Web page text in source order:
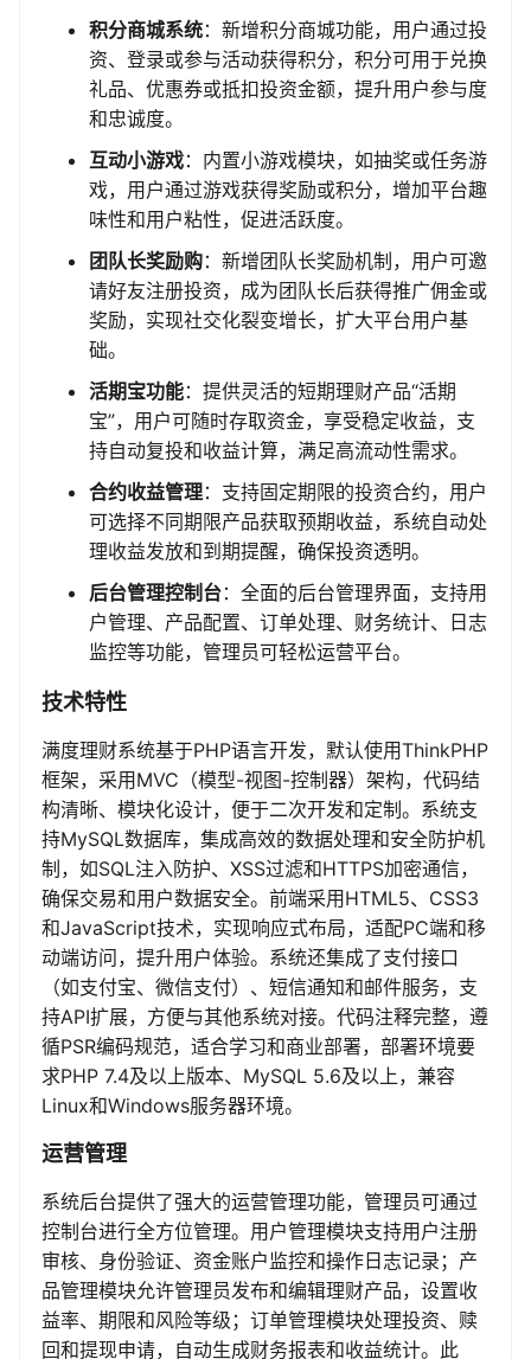
积分商城系统：新增积分商城功能，用户通过投
资、登录或参与活动获得积分，积分可用于兑换
礼品、优惠券或抵扣投资金额，提升用户参与度
和忠诚度。
互动小游戏：内置小游戏模块，如抽奖或任务游
戏，用户通过游戏获得奖励或积分，增加平台趣
味性和用户粘性，促进活跃度。
团队长奖励购：新增团队长奖励机制，用户可邀
请好友注册投资，成为团队长后获得推广佣金或
奖励，实现社交化裂变增长，扩大平台用户基
础。
活期宝功能：提供灵活的短期理财产品“活期
宝”，用户可随时存取资金，享受稳定收益，支
持自动复投和收益计算，满足高流动性需求。
合约收益管理：支持固定期限的投资合约，用户
可选择不同期限产品获取预期收益，系统自动处
理收益发放和到期提醒，确保投资透明。
后台管理控制台：全面的后台管理界面，支持用
户管理、产品配置、订单处理、财务统计、日志
监控等功能，管理员可轻松运营平台。
技术特性
满度理财系统基于PHP语言开发，默认使用ThinkPHP
框架，采用MVC（模型-视图-控制器）架构，代码结
构清晰、模块化设计，便于二次开发和定制。系统支
持MySQL数据库，集成高效的数据处理和安全防护机
制，如SQL注入防护、XSS过滤和HTTPS加密通信，
确保交易和用户数据安全。前端采用HTML5、CSS3
和JavaScript技术，实现响应式布局，适配PC端和移
动端访问，提升用户体验。系统还集成了支付接口
（如支付宝、微信支付）、短信通知和邮件服务，支
持API扩展，方便与其他系统对接。代码注释完整，遵
循PSR编码规范，适合学习和商业部署，部署环境要
求PHP 7.4及以上版本、MySQL 5.6及以上，兼容
Linux和Windows服务器环境。
运营管理
系统后台提供了强大的运营管理功能，管理员可通过
控制台进行全方位管理。用户管理模块支持用户注册
审核、身份验证、资金账户监控和操作日志记录；产
品管理模块允许管理员发布和编辑理财产品，设置收
益率、期限和风险等级；订单管理模块处理投资、赎
回和提现申请，自动生成财务报表和收益统计。此